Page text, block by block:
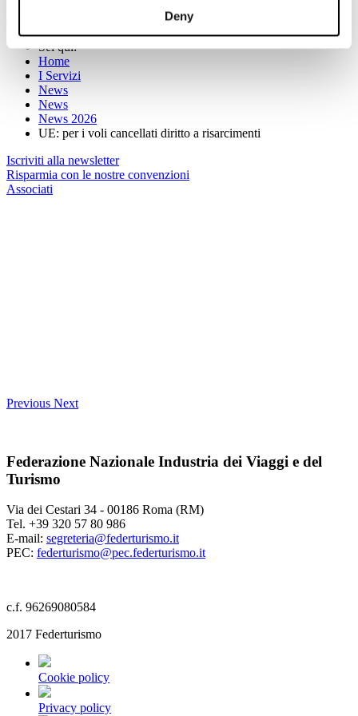
Deny
https://commission.europa.eu/
Sei qui:
Home
I Servizi
News
News
News 2026
UE: per i voli cancellati diritto a risarcimenti
Iscriviti alla newsletter
Risparmia con le nostre convenzioni
Associati
Previous Next
Federazione Nazionale Industria dei Viaggi e del
Turismo
Via dei Cestari 34 - 00186 Roma (RM)
Tel. +39 320 57 80 986
E-mail: segreteria@federturismo.it
PEC: federturismo@pec.federturismo.it
c.f. 96269080584
2017 Federturismo
Cookie policy
Privacy policy